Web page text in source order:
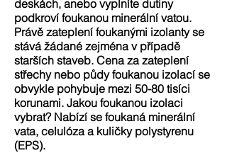
deskách, anebo vyplníte dutiny
podkroví foukanou minerální vatou.
Právě zateplení foukanými izolanty se
stává žádané zejména v případě
starších staveb. Cena za zateplení
střechy nebo půdy foukanou izolací se
obvykle pohybuje mezi 50-80 tisíci
korunami. Jakou foukanou izolaci
vybrat? Nabízí se foukaná minerální
vata, celulóza a kuličky polystyrenu
(EPS).